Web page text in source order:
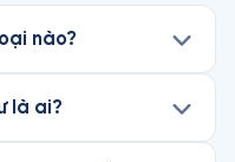
nào?
là ai?